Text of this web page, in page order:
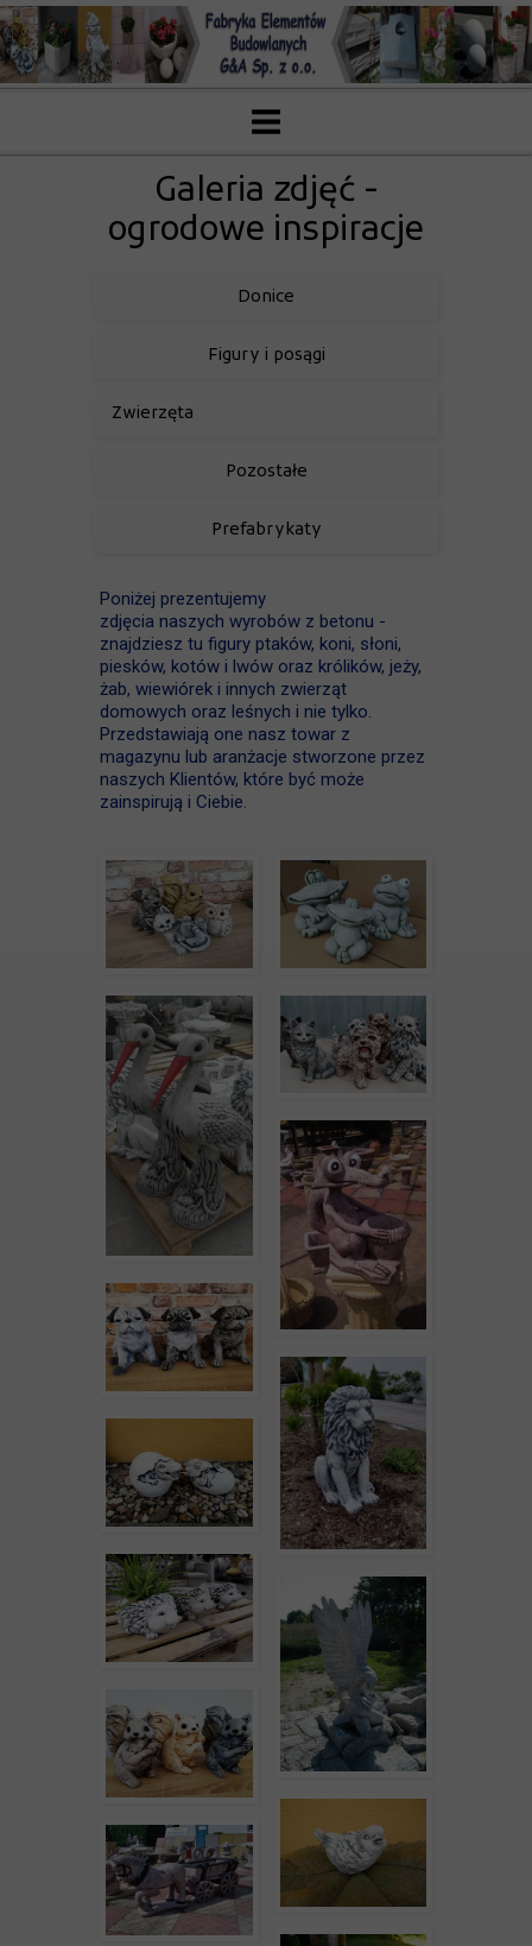
Poniżej prezentujemy
zdjęcia naszych wyrobów z betonu -
znajdziesz tu figury ptaków, koni, słoni,
piesków, kotów i lwów oraz królików, jeży,
żab, wiewiórek i innych zwierząt
domowych oraz leśnych i nie tylko.
Przedstawiają one nasz towar z
magazynu lub aranżacje stworzone przez
naszych Klientów, które być może
zainspirują i Ciebie.
Galeria zdjęć -
ogrodowe inspiracje
Donice
Figury i posągi
Zwierzęta
Pozostałe
Prefabrykaty